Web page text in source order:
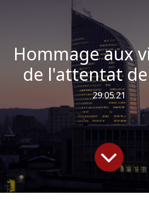
Hommage aux
de l'attentat
29.05.21